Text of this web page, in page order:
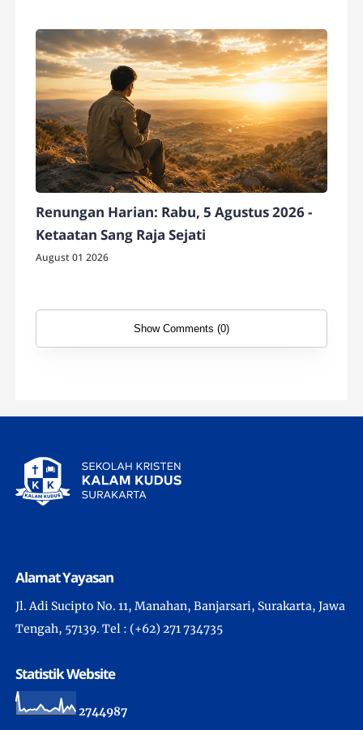
Renungan Harian: Rabu, 5 Agustus 2026 -
Ketaatan Sang Raja Sejati
August 01 2026
Show Comments (0)
Alamat Yayasan
Jl. Adi Sucipto No. 11, Manahan, Banjarsari, Surakarta, Jawa
Tengah, 57139. Tel : (+62) 271 734735
Statistik Website
2744987